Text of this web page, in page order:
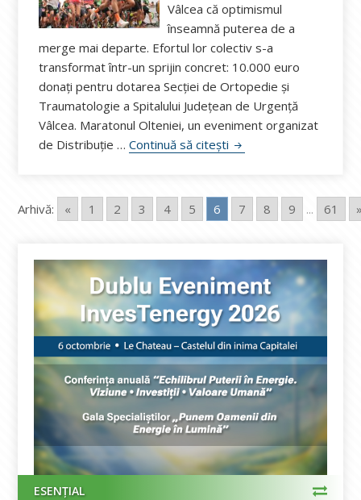
Vâlcea că optimismul
înseamnă puterea de a
merge mai departe. Efortul lor colectiv s-a
transformat într-un sprijin concret: 10.000 euro
donați pentru dotarea Secției de Ortopedie și
Traumatologie a Spitalului Județean de Urgență
Vâlcea. Maratonul Olteniei, un eveniment organizat
de Distribuție …Continuă să citești Maratonul Olteniei
Arhivă: « 1 2 3 4 5 6 7 8 9 ... 61
ESENȚIAL